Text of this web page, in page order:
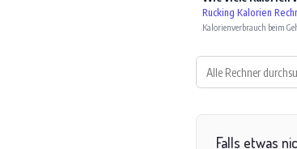
Rucking Kalorien
Kalorienverbrauch beim
Falls etwas